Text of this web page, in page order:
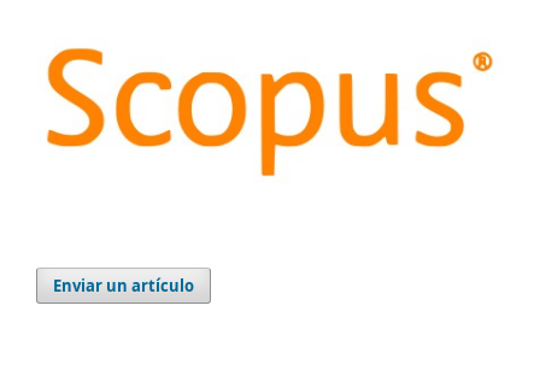
Enviar un artículo